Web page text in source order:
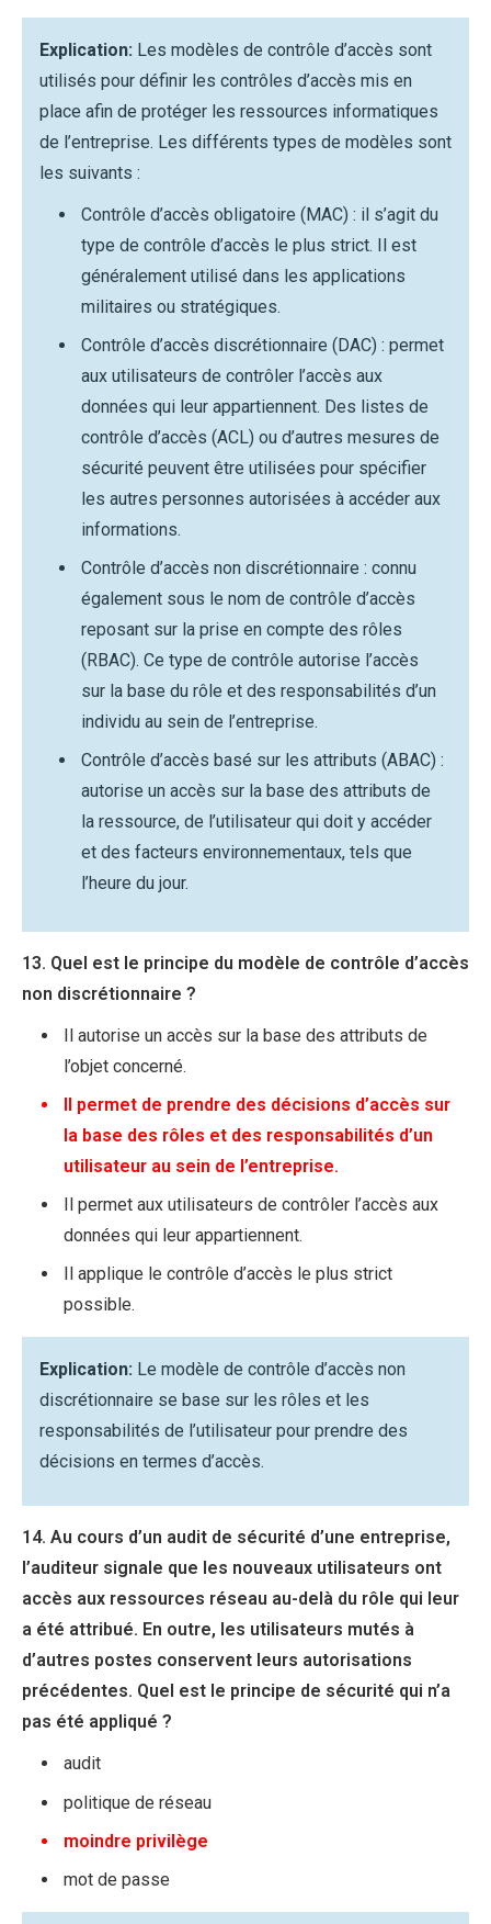
Explication: Les modèles de contrôle d’accès sont
utilisés pour définir les contrôles d’accès mis en
place afin de protéger les ressources informatiques
de l’entreprise. Les différents types de modèles sont
les suivants :
Contrôle d’accès obligatoire (MAC) : il s’agit du
type de contrôle d’accès le plus strict. Il est
généralement utilisé dans les applications
militaires ou stratégiques.
Contrôle d’accès discrétionnaire (DAC) : permet
aux utilisateurs de contrôler l’accès aux
données qui leur appartiennent. Des listes de
contrôle d’accès (ACL) ou d’autres mesures de
sécurité peuvent être utilisées pour spécifier
les autres personnes autorisées à accéder aux
informations.
Contrôle d’accès non discrétionnaire : connu
également sous le nom de contrôle d’accès
reposant sur la prise en compte des rôles
(RBAC). Ce type de contrôle autorise l’accès
sur la base du rôle et des responsabilités d’un
individu au sein de l’entreprise.
Contrôle d’accès basé sur les attributs (ABAC) :
autorise un accès sur la base des attributs de
la ressource, de l’utilisateur qui doit y accéder
et des facteurs environnementaux, tels que
l’heure du jour.
13. Quel est le principe du modèle de contrôle d’accès
non discrétionnaire ?
Il autorise un accès sur la base des attributs de
l’objet concerné.
Il permet de prendre des décisions d’accès sur
la base des rôles et des responsabilités d’un
utilisateur au sein de l’entreprise.
Il permet aux utilisateurs de contrôler l’accès aux
données qui leur appartiennent.
Il applique le contrôle d’accès le plus strict
possible.
Explication: Le modèle de contrôle d’accès non
discrétionnaire se base sur les rôles et les
responsabilités de l’utilisateur pour prendre des
décisions en termes d’accès.
14. Au cours d’un audit de sécurité d’une entreprise,
l’auditeur signale que les nouveaux utilisateurs ont
accès aux ressources réseau au-delà du rôle qui leur
a été attribué. En outre, les utilisateurs mutés à
d’autres postes conservent leurs autorisations
précédentes. Quel est le principe de sécurité qui n’a
pas été appliqué ?
audit
politique de réseau
moindre privilège
mot de passe